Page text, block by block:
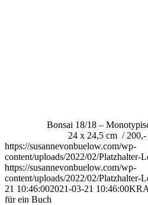
Bonsai 18/18 –
24 x 24,5 cm / 200,-
https://susannevonbuelow.com/wp-
content/uploads/2022/02/Platzhalter-
https://susannevonbuelow.com/wp-
content/uploads/2022/02/Platzhalter-
21 10:46:002021-03-21 10:46:00
für ein Buch